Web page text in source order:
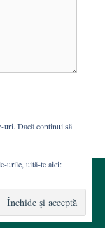
Casa de WEB
uri. Dacă continui să
urile, uită-te aici: